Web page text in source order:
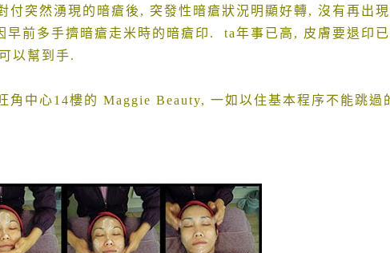
付突然湧現的暗瘡後, 突發性暗瘡狀況明顯好轉, 沒有再出
早前多手擠暗瘡走米時的暗瘡印 . ta年事已高 , 皮膚要退印
以幫到手.
角中心14樓的 Maggie Beauty, 一如以住基本程序不能跳過